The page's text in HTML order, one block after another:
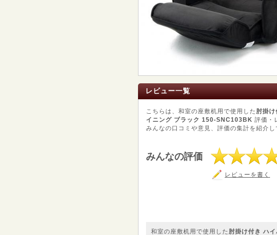
レビュー一覧
こちらは、和室の座敷机用で使用した 肘掛
イニング ブラック 150-SNC103BK 評価・
みんなの口コミや意見、評価の集計を紹介し
みんなの評価
レビューを書く
和室の座敷机用で使用した 肘掛け付き ハ